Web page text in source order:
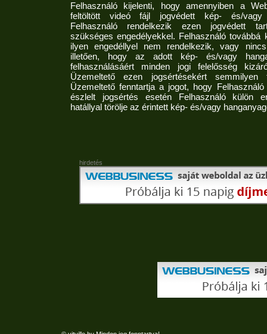
Felhasználó kijelenti, hogy amennyiben a
feltöltött videó fájl jogvédett kép- és/vagy
Felhasználó rendelkezik ezen jogvédett
szükséges engedélyekkel. Felhasználó továbbá
ilyen engedéllyel nem rendelkezik, vagy
illetően, hogy az adott kép- és/vagy
felhasználásáért minden jogi felelősség
Üzemeltető ezen jogsértésekért semmilyen
Üzemeltető fenntartja a jogot, hogy
észlelt jogsértés esetén Felhasználó külön
hatállyal törölje az érintett kép- és/vagy
hirdetés